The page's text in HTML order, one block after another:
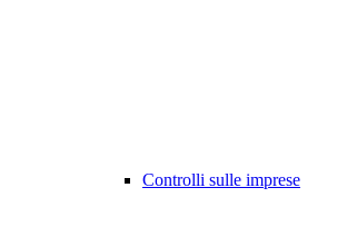
Controlli sulle imprese